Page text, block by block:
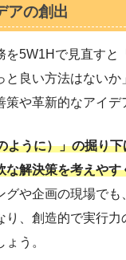
アの創出
を5W1Hで見直すと
と良い方法はないか
策や革新的なアイデ
ように）」の掘り
な解決策を考えやす
グや企画の現場で
り、創造的で実行力
う。